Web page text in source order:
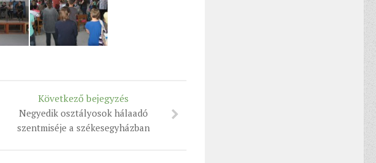
Következő bejegyzés
Negyedik osztályosok hálaadó
szentmiséje a székesegyházban